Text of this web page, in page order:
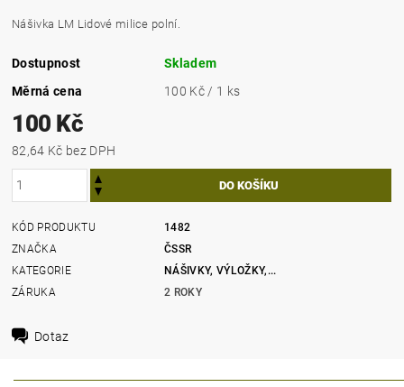
Nášivka LM Lidové milice polní.
Dostupnost
Skladem
Měrná cena
100 Kč / 1 ks
100 Kč
82,64 Kč bez DPH
KÓD PRODUKTU
1482
ZNAČKA
ČSSR
KATEGORIE
NÁŠIVKY, VÝLOŽKY,...
ZÁRUKA
2 ROKY
Dotaz